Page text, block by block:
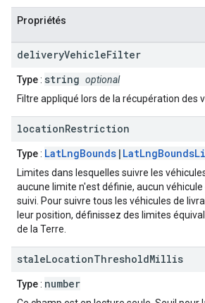
Propriétés
deliveryVehicleFilter
Type: string optional
Filtre appliqué lors de la récupération des
locationRestriction
Type: LatLngBounds |
Limites dans lesquelles suivre les
aucune limite n'est définie, aucun
suivi. Pour suivre tous les véhicules de
leur position, définissez des limites
de la Terre.
staleLocationThresholdMillis
Type: number